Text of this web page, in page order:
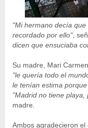
"Mi hermano decía
recordado por ello",
dicen que ensuciaba
Su madre, Mari
"le quería todo el
le tenían estima
"Madrid no tiene
madre.
Ambos agradecieron